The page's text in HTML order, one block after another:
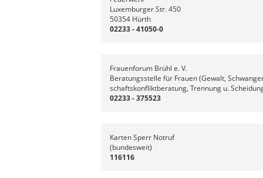
Luxemburger Str. 450
50354 Hürth
02233 - 41050-0
Frauenforum Brühl e. V.
Beratungsstelle für Frauen (Gewalt,
schaftskonfliktberatung, Trennung u.
02233 - 375523
Karten Sperr Notruf
(bundesweit)
116116